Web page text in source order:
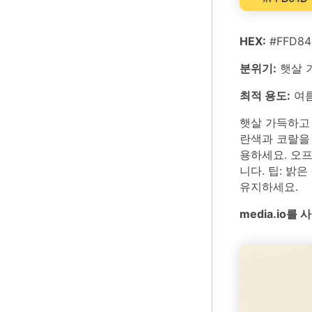
HEX:
분위기: 햇살
최적 용도: 여
햇살 가득하
란색과 코랄
용하세요. 오
니다. 팁: 밝
유지하세요.
media.io를 사